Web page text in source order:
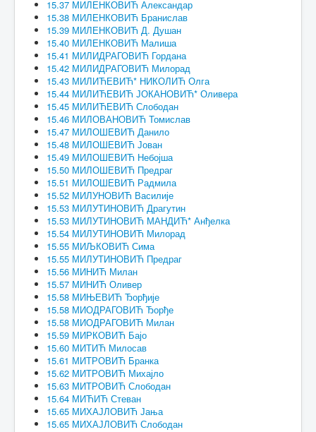
15.37 МИЛЕНКОВИЋ Александар
15.38 МИЛЕНКОВИЋ Бранислав
15.39 МИЛЕНКОВИЋ Д. Душан
15.40 МИЛЕНКОВИЋ Малиша
15.41 МИЛИДРАГОВИЋ Гордана
15.42 МИЛИДРАГОВИЋ Милорад
15.43 МИЛИЋЕВИЋ* НИКОЛИЋ Олга
15.44 МИЛИЋЕВИЋ ЈОКАНОВИЋ* Оливера
15.45 МИЛИЋЕВИЋ Слободан
15.46 МИЛОВАНОВИЋ Томислав
15.47 МИЛОШЕВИЋ Данило
15.48 МИЛОШЕВИЋ Јован
15.49 МИЛОШЕВИЋ Небојша
15.50 МИЛОШЕВИЋ Предраг
15.51 МИЛОШЕВИЋ Радмила
15.52 МИЛУНОВИЋ Василије
15.53 МИЛУТИНОВИЋ Драгутин
15.53 МИЛУТИНОВИЋ МАНДИЋ* Анђелка
15.54 МИЛУТИНОВИЋ Милорад
15.55 МИЉКОВИЋ Сима
15.55 МИЛУТИНОВИЋ Предраг
15.56 МИНИЋ Милан
15.57 МИНИЋ Оливер
15.58 МИЊЕВИЋ Ђорђије
15.58 МИОДРАГОВИЋ Ђорђе
15.58 МИОДРАГОВИЋ Милан
15.59 МИРКОВИЋ Бајо
15.60 МИТИЋ Милосав
15.61 МИТРОВИЋ Бранка
15.62 МИТРОВИЋ Михајло
15.63 МИТРОВИЋ Слободан
15.64 МИЋИЋ Стеван
15.65 МИХАЈЛОВИЋ Јања
15.65 МИХАЈЛОВИЋ Слободан